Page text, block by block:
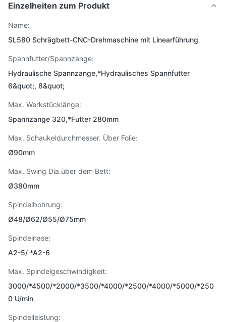
Einzelheiten zum Produkt
Name:
SL580 Schrägbett-CNC-Drehmaschine mit Linearführung
Spannfutter/Spannzange:
Hydraulische Spannzange,*Hydraulisches Spannfutter
6&quot;, 8&quot;
Max. Werkstücklänge:
Spannzange 320,*Futter 280mm
Max. Schaukeldurchmesser. Über Folie:
Ø90mm
Max. Swing Dia.über dem Bett:
Ø380mm
Spindelbohrung:
Ø48/Ø62/Ø55/Ø75mm
Spindelnase:
A2-5/ *A2-6
Max. Spindelgeschwindigkeit:
3000/*4500/*2000/*3500/*4000/*2500/*4000/*5000/*250
0 U/min
Spindelleistung: